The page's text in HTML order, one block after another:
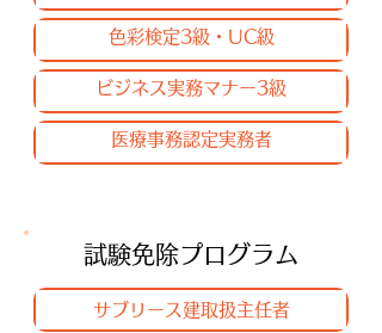
色彩検定3級・UC級
ビジネス実務マナー3級
医療事務認定実務者
試験免除プログラム
サブリース建取扱主任者